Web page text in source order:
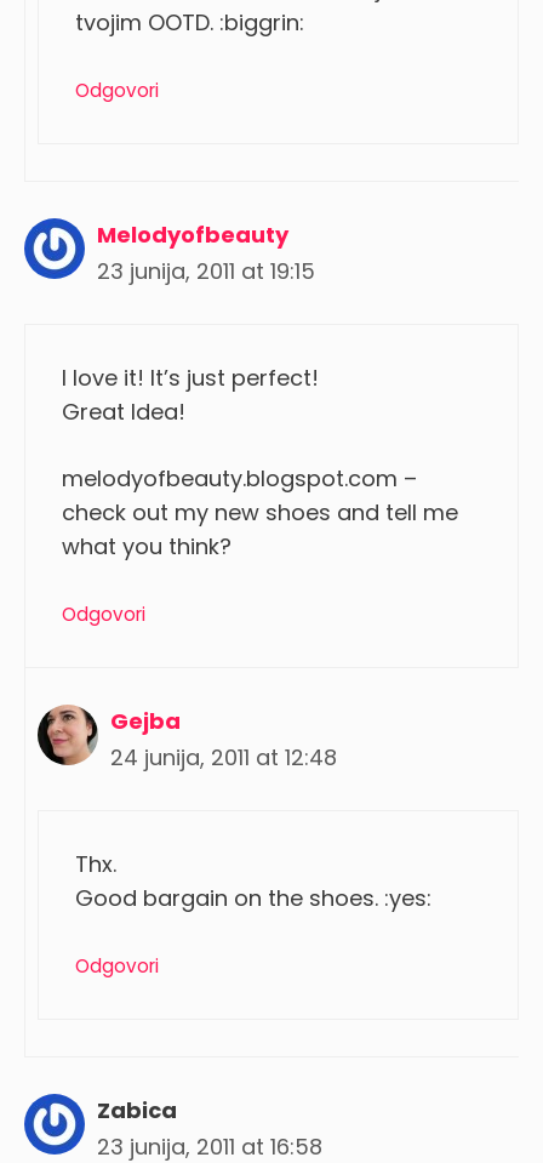
tvojim OOTD. :biggrin:
Odgovori
Melodyofbeauty
23 junija, 2011 at 19:15
I love it! It’s just perfect!
Great Idea!
melodyofbeauty.blogspot.com –
check out my new shoes and tell me
what you think?
Odgovori
Gejba
24 junija, 2011 at 12:48
Thx.
Good bargain on the shoes. :yes:
Odgovori
Zabica
23 junija, 2011 at 16:58